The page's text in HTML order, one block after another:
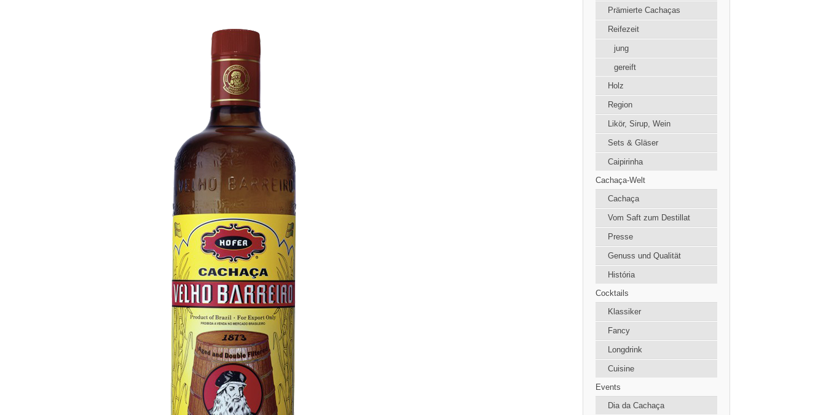
Prämierte Cachaças
Reifezeit
jung
gereift
Holz
Region
Likör, Sirup, Wein
Sets & Gläser
Caipirinha
Cachaça-Welt
Cachaça
Vom Saft zum Destillat
Presse
Genuss und Qualität
História
Cocktails
Klassiker
Fancy
Longdrink
Cuisine
Events
Dia da Cachaça